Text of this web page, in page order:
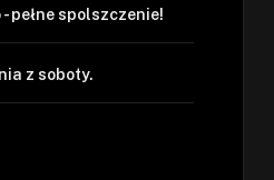
pełne spolszczenie!
z soboty.